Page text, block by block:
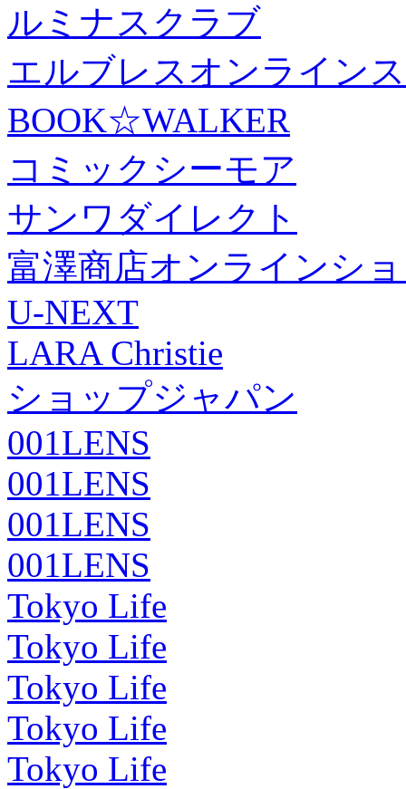
ルミナスクラブ
エルブレスオンライン
BOOK☆WALKER
コミックシーモア
サンワダイレクト
富澤商店オンラインシ
U-NEXT
LARA Christie
ショップジャパン
001LENS
001LENS
001LENS
001LENS
Tokyo Life
Tokyo Life
Tokyo Life
Tokyo Life
Tokyo Life